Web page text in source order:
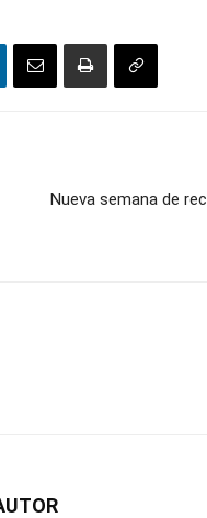
Nueva semana de